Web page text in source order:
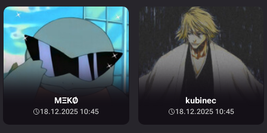
MΞKØ
18.12.2025 10:45
kubinec
18.12.2025 10:45